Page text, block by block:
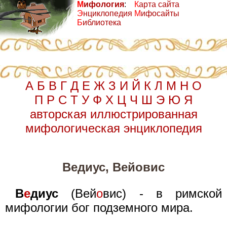
Мифология:
Энциклопедия
Библиотека
Карта сайта
Мифосайты
А Б В Г Д Е Ж З И Й К Л М Н О
П Р С Т У Ф Х Ц Ч Ш Э Ю Я
авторская иллюстрированная
мифологическая энциклопедия
Ведиус, Вейовис
Ведиус (Вейовис) - в римской
мифологии бог подземного мира.